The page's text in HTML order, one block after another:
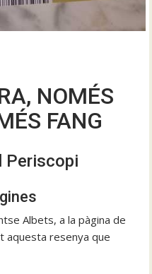
NOMÉS
FANG
Periscopi
Albets, a la pàgina de
aquesta resenya que